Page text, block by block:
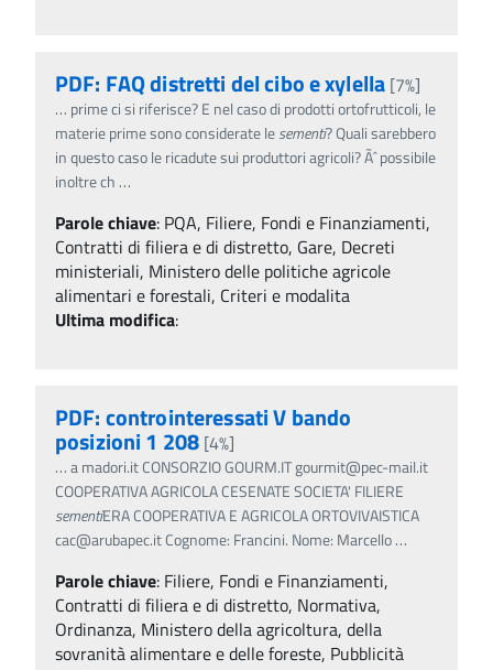
PDF: FAQ distretti del cibo e xylella [7%]
… prime ci si riferisce? E nel caso di prodotti ortofrutticoli, le
materie prime sono considerate lesementi? Quali sarebbero
in questo caso le ricadute sui produttori agricoli? Ãˆ possibile
inoltre ch …
Parole chiave: PQA, Filiere, Fondi e Finanziamenti,
Contratti di filiera e di distretto, Gare, Decreti
ministeriali, Ministero delle politiche agricole
alimentari e forestali, Criteri e modalita
Ultima modifica:
PDF: controinteressati V bando
posizioni 1 208 [4%]
…a madori.it CONSORZIO GOURM.IT gourmit@pec-mail.it
COOPERATIVA AGRICOLA CESENATE SOCIETA' FILIERE
sementiERA COOPERATIVA E AGRICOLA ORTOVIVAISTICA
cac@arubapec.it Cognome: Francini. Nome: Marcello…
Parole chiave: Filiere, Fondi e Finanziamenti,
Contratti di filiera e di distretto, Normativa,
Ordinanza, Ministero della agricoltura, della
sovranità alimentare e delle foreste, Pubblicità